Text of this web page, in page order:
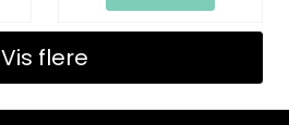
Vis flere